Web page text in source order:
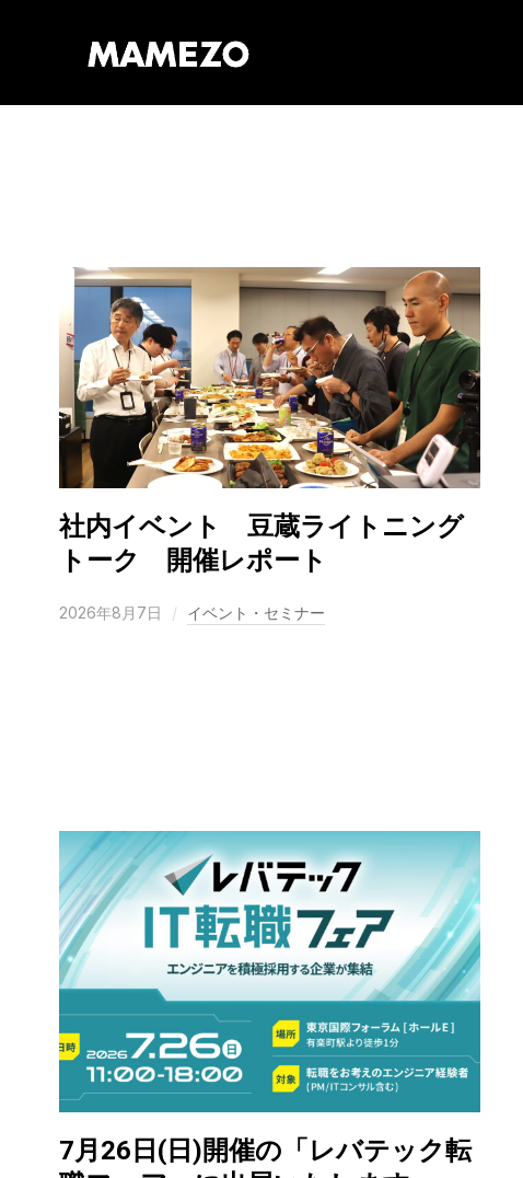
社内イベント 豆蔵ライトニング
トーク 開催レポート
2026年8月7日 イベント・セミナー
7月26日(日)開催の「レバテック転